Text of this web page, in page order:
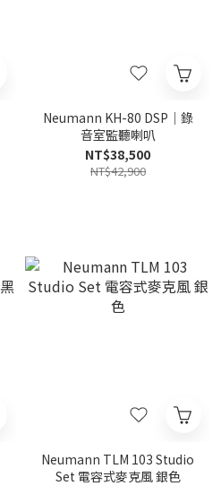
Neumann KH-80 DSP｜錄
音室監聽喇叭
NT$38,500
NT$42,900
Neumann TLM 103 Studio
Set 電容式麥克風 銀色